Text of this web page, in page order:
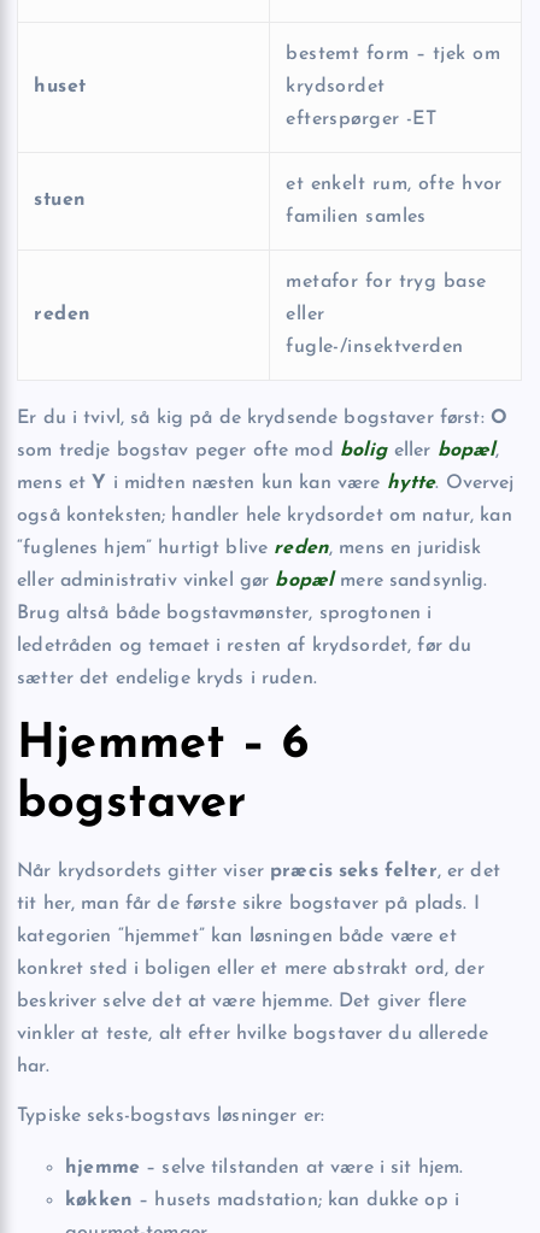
huset
bestemt form – tjek om
krydsordet
efterspørger -ET
stuen
et enkelt rum, ofte hvor
familien samles
reden
metafor for tryg base
eller
fugle-/insektverden
Er du i tvivl, så kig på de krydsende bogstaver først: O
som tredje bogstav peger ofte mod boligeller bopæl,
mens et Y i midten næsten kun kan være hytte. Overvej
også konteksten; handler hele krydsordet om natur, kan
“fuglenes hjem” hurtigt blive reden, mens en juridisk
eller administrativ vinkel gør bopælmere sandsynlig.
Brug altså både bogstavmønster, sprogtonen i
ledetråden og temaet i resten af krydsordet, før du
sætter det endelige kryds i ruden.
Hjemmet – 6
bogstaver
Når krydsordets gitter viser præcis seks felter, er det
tit her, man får de første sikre bogstaver på plads. I
kategorien “hjemmet” kan løsningen både være et
konkret sted i boligen eller et mere abstrakt ord, der
beskriver selve det at være hjemme. Det giver flere
vinkler at teste, alt efter hvilke bogstaver du allerede
har.
Typiske seks-bogstavs løsninger er:
hjemme– selve tilstanden at være i sit hjem.
køkken – husets madstation; kan dukke op i